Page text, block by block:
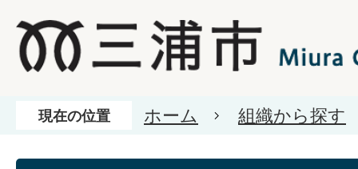
現在の位置 ホーム 組織から探す